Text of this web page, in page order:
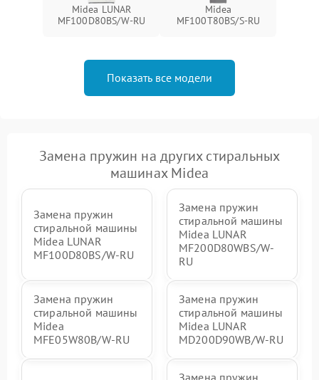
Midea LUNAR
MF100D80BS/W-RU
Midea
MF100T80BS/S-RU
Показать все модели
Замена пружин на других стиральных
машинах Midea
Замена пружин
стиральной машины
Midea LUNAR
MF100D80BS/W-RU
Замена пружин
стиральной машины
Midea LUNAR
MF200D80WBS/W-
RU
Замена пружин
стиральной машины
Midea
MFE05W80B/W-RU
Замена пружин
стиральной машины
Midea LUNAR
MD200D90WB/W-RU
Замена пружин